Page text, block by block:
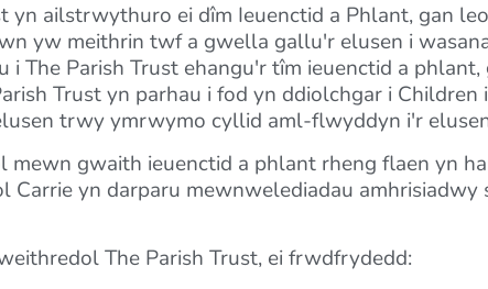
ailstrwythuro ei dîm Ieuenctid a Phlant, gan
yw meithrin twf a gwella gallu'r elusen i
The Parish Trust ehangu'r tîm ieuenctid a
Trust yn parhau i fod yn ddiolchgar i Children
trwy ymrwymo cyllid aml-flwyddyn i'r
gwaith ieuenctid a phlant rheng flaen yn
yn darparu mewnwelediadau amhrisiadwy
The Parish Trust, ei frwdfrydedd: